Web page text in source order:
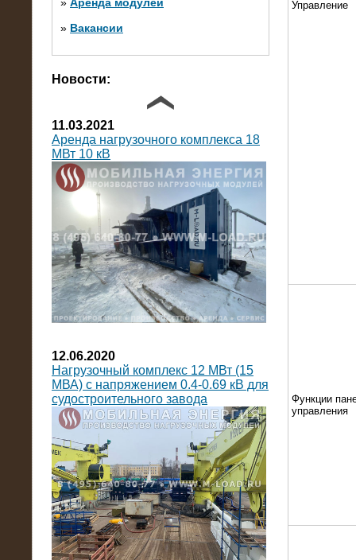
» Вакансии
Новости:
11.03.2021
Аренда нагрузочного комплекса 18
МВт 10 кВ
12.06.2020
Нагрузочный комплекс 12 МВт (15
МВА) с напряжением 0.4-0.69 кВ для
судостроительного завода
Управление
Функции
управления